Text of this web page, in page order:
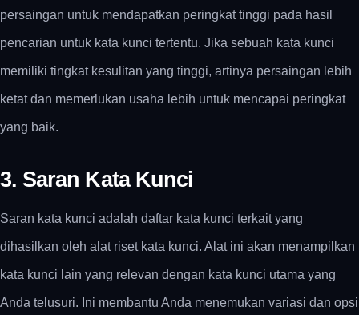
persaingan untuk mendapatkan peringkat tinggi pada hasil
pencarian untuk kata kunci tertentu. Jika sebuah kata kunci
memiliki tingkat kesulitan yang tinggi, artinya persaingan lebih
ketat dan memerlukan usaha lebih untuk mencapai peringkat
yang baik.
3. Saran Kata Kunci
Saran kata kunci adalah daftar kata kunci terkait yang
dihasilkan oleh alat riset kata kunci. Alat ini akan menampilkan
kata kunci lain yang relevan dengan kata kunci utama yang
Anda telusuri. Ini membantu Anda menemukan variasi dan opsi